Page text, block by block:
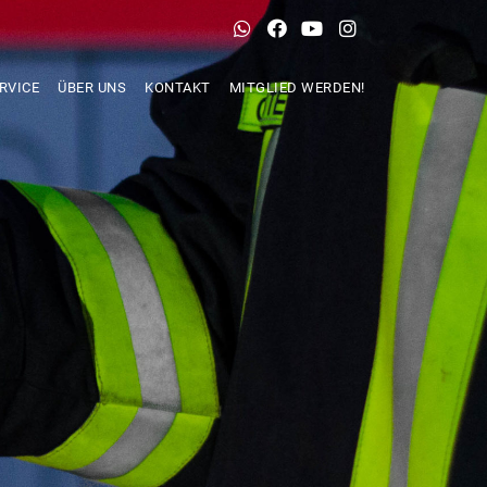
ÜBER UNS KONTAKT MITGLIED WERDEN!